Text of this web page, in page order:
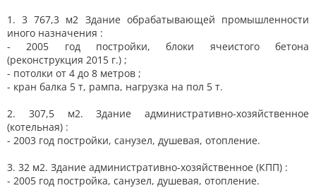
1. 3 767,3 м2 Здание обрабатывающей промышленности
иного назначения :
- 2005 год постройки, блоки ячеистого бетона
(реконструкция 2015 г.) ;
- потолки от 4 до 8 метров ;
- кран балка 5 т, рампа, нагрузка на пол 5 т.
2. 307,5 м2. Здание административно-хозяйственное
(котельная) :
- 2003 год постройки, санузел, душевая, отопление.
3. 32 м2. Здание административно-хозяйственное (КПП) :
- 2005 год постройка, санузел, душевая, отопление.